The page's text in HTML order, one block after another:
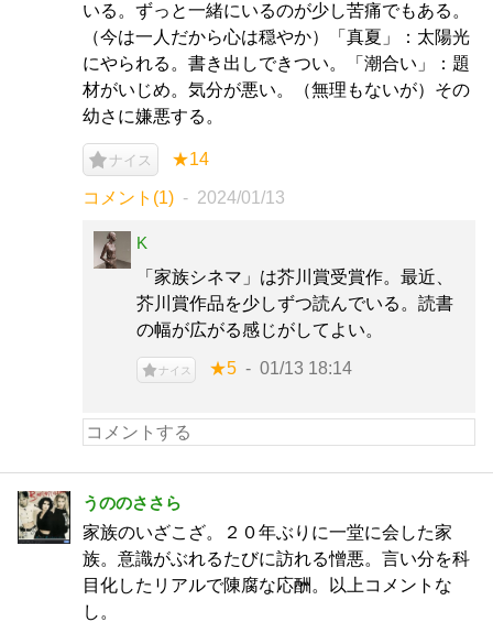
いる。ずっと一緒にいるのが少し苦痛でもある。
（今は一人だから心は穏やか）「真夏」：太陽光
にやられる。書き出しできつい。「潮合い」：題
材がいじめ。気分が悪い。（無理もないが）その
幼さに嫌悪する。
ナイス ★14
コメント(1) 2024/01/13
K
「家族シネマ」は芥川賞受賞作。最近、
芥川賞作品を少しずつ読んでいる。読書
の幅が広がる感じがしてよい。
ナイス ★5 01/13 18:14
うののささら
家族のいざこざ。２０年ぶりに一堂に会した家
族。意識がぶれるたびに訪れる憎悪。言い分を科
目化したリアルで陳腐な応酬。以上コメントな
し。